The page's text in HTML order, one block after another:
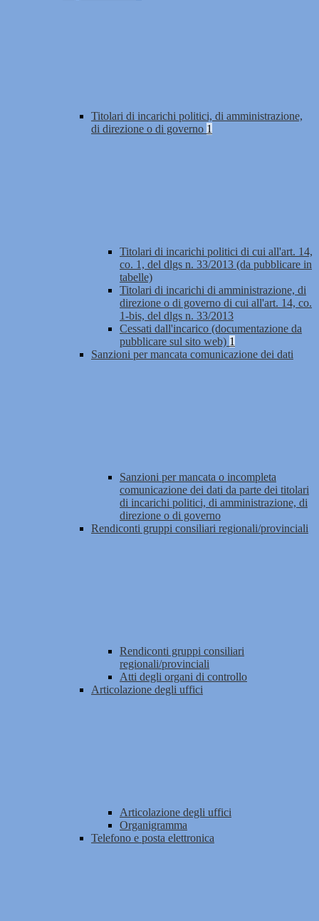
Titolari di incarichi politici, di amministrazione,
di direzione o di governo 1
Titolari di incarichi politici di cui all'art. 14,
co. 1, del dlgs n. 33/2013 (da pubblicare in
tabelle)
Titolari di incarichi di amministrazione, di
direzione o di governo di cui all'art. 14, co.
1-bis, del dlgs n. 33/2013
Cessati dall'incarico (documentazione da
pubblicare sul sito web) 1
Sanzioni per mancata comunicazione dei dati
Sanzioni per mancata o incompleta
comunicazione dei dati da parte dei titolari
di incarichi politici, di amministrazione, di
direzione o di governo
Rendiconti gruppi consiliari regionali/provinciali
Rendiconti gruppi consiliari
regionali/provinciali
Atti degli organi di controllo
Articolazione degli uffici
Articolazione degli uffici
Organigramma
Telefono e posta elettronica